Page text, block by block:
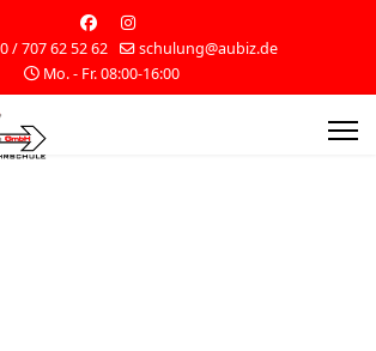
/ 707 62 52 62
schulung@aubiz.de
Mo. - Fr. 08:00-16:00